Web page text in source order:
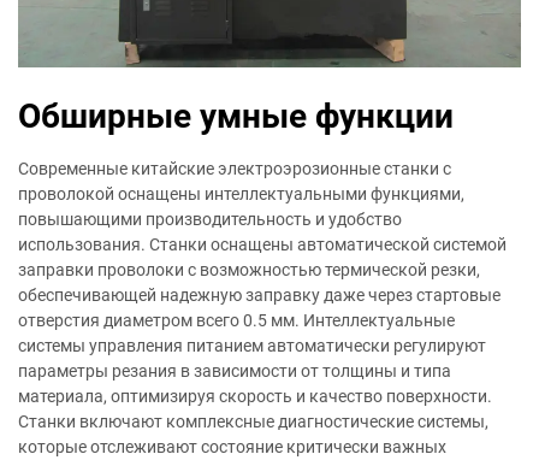
Обширные умные функции
Современные китайские электроэрозионные станки с
проволокой оснащены интеллектуальными функциями,
повышающими производительность и удобство
использования. Станки оснащены автоматической системой
заправки проволоки с возможностью термической резки,
обеспечивающей надежную заправку даже через стартовые
отверстия диаметром всего 0.5 мм. Интеллектуальные
системы управления питанием автоматически регулируют
параметры резания в зависимости от толщины и типа
материала, оптимизируя скорость и качество поверхности.
Станки включают комплексные диагностические системы,
которые отслеживают состояние критически важных